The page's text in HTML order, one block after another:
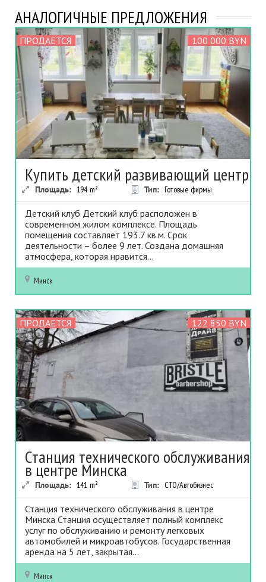
АНАЛОГИЧНЫЕ ПРЕДЛОЖЕНИЯ
ПРОДАЕТСЯ 100 000 BYN
Купить детский развивающий центр
Площадь: 194 m² Тип: Готовые фирмы
Детский клуб Детский клуб расположен в
современном жилом комплексе. Площадь
помещения составляет 193.7 кв.м. Срок
деятельности – более 9 лет. Создана домашняя
атмосфера, которая нравится...
Минск
ПРОДАЕТСЯ 122 850 BYN
Станция технического обслуживания
в центре Минска
Площадь: 141 m² Тип: СТО/Автобизнес
Станция технического обслуживания в центре
Минска Станция осуществляет полный комплекс
услуг по обслуживанию и ремонту легковых
автомобилей и микроавтобусов. Государственная
аренда на 5 лет, закрытая...
Минск